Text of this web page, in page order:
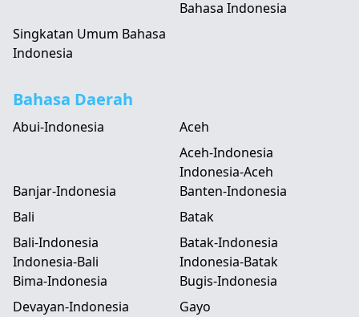
Bahasa Indonesia
Singkatan Umum Bahasa
Indonesia
Bahasa Daerah
Abui-Indonesia
Aceh
Aceh-Indonesia
Indonesia-Aceh
Banjar-Indonesia
Banten-Indonesia
Bali
Bali-Indonesia
Indonesia-Bali
Batak
Batak-Indonesia
Indonesia-Batak
Bima-Indonesia
Bugis-Indonesia
Devayan-Indonesia
Gayo